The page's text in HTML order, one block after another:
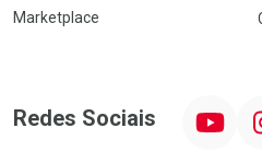
Marketplace
Redes Sociais